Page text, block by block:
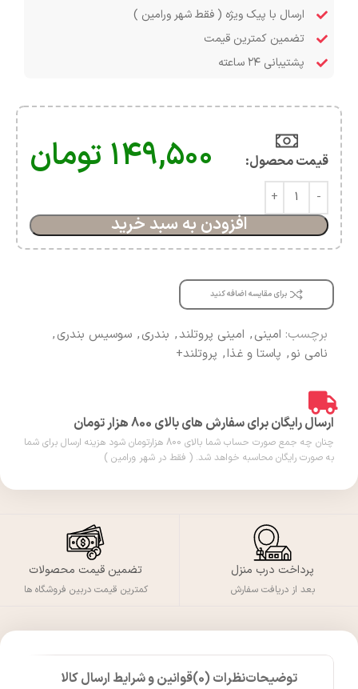
ارسال با پیک ویژه ( فقط شهر ورامین )
تضمین کمترین قیمت
پشتیبانی ۲۴ ساعته
قیمت محصول:​ ۱۴۹,۵۰۰ تومان
افزودن به سبد خرید
برای مقایسه اضافه کنید
برچسب: امینی, امینی پروتلند, بندری, سوسیس بندری,
نامی نو, پاستا و غذا, پروتلند+
ارسال رایگان برای سفارش های بالای 800 هزار تومان
چنان چه جمع صورت حساب شما بالای 800 هزارتومان شود هزینه ارسال برای شما
به صورت رایگان محاسبه خواهد شد. ( فقط در شهر ورامین )
پرداخت درب منزل
بعد از دریافت سفارش
تضمین قیمت محصولات
کمترین قیمت دربین فروشگاه ها
توضیحاتنظرات (0) قوانین و شرایط ارسال کالا